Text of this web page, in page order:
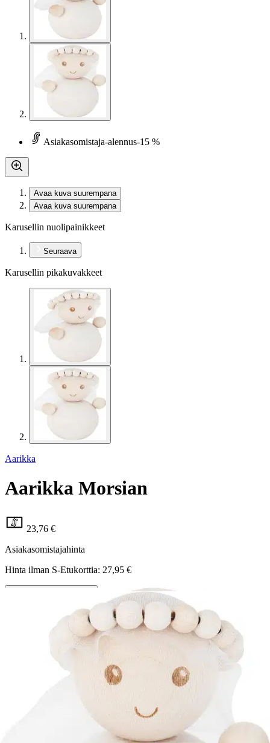
Asiakasomistaja-alennus-15 %
Avaa kuva suurempana
Avaa kuva suurempana
Karusellin nuolipainikkeet
Seuraava
Karusellin pikakuvakkeet
Aarikka
Aarikka Morsian
23,76 €
Asiakasomistajahinta
Hinta ilman S-Etukorttia: 27,95 €
Valitse toimitustapa
Nouto myymälästä
Ilmainen
Siirry valitsemaan myymälä
Toimitus
Kotiin tai noutopisteeseen
Postin pakettiautomaattiin tai
palvelupisteeseen!